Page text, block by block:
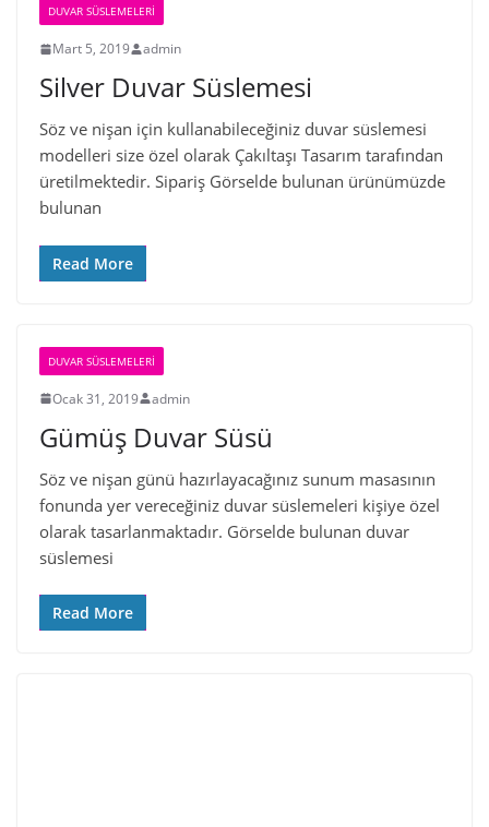
DUVAR SÜSLEMELERI
Mart 5, 2019 admin
Silver Duvar Süslemesi
Söz ve nişan için kullanabileceğiniz duvar süslemesi
modelleri size özel olarak Çakıltaşı Tasarım tarafından
üretilmektedir. Sipariş Görselde bulunan ürünümüzde
bulunan
Read More
DUVAR SÜSLEMELERI
Ocak 31, 2019 admin
Gümüş Duvar Süsü
Söz ve nişan günü hazırlayacağınız sunum masasının
fonunda yer vereceğiniz duvar süslemeleri kişiye özel
olarak tasarlanmaktadır. Görselde bulunan duvar
süslemesi
Read More